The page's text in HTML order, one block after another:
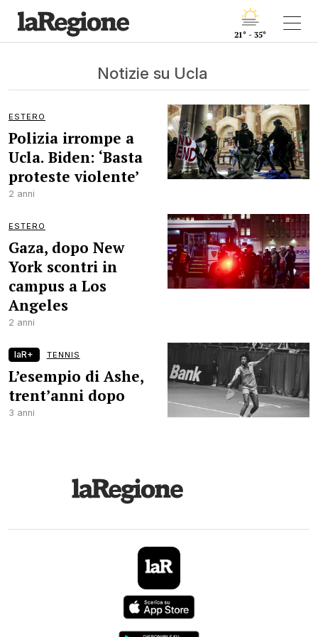
21° - 35°
Notizie su Ucla
ESTERO
Polizia irrompe a
Ucla. Biden: ‘Basta
proteste violente’
2 anni
ESTERO
Gaza, dopo New
York scontri in
campus a Los
Angeles
2 anni
laR+ TENNIS
L’esempio di Ashe,
trent’anni dopo
3 anni